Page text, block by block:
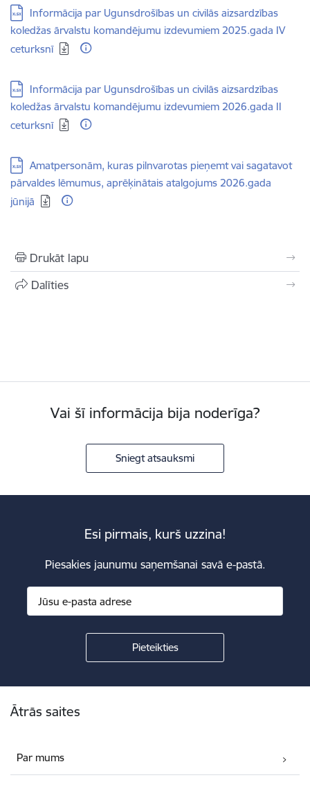
Lejupielādēt:
Informācija par Ugunsdrošības un civilās aizsardzības
koledžas ārvalstu komandējumu izdevumiem 2025.gada IV
ceturksnī
Lejupielādēt:
Informācija par Ugunsdrošības un civilās aizsardzības
koledžas ārvalstu komandējumu izdevumiem 2026.gada II
ceturksnī
Lejupielādēt:
Amatpersonām, kuras pilnvarotas pieņemt vai sagatavot
pārvaldes lēmumus, aprēķinātais atalgojums 2026.gada
jūnijā
Drukāt lapu
Dalīties
Vai šī informācija bija noderīga?
Sniegt atsauksmi
Esi pirmais, kurš uzzina!
Piesakies jaunumu saņemšanai savā e-pastā.
Ātrās saites
Par mums